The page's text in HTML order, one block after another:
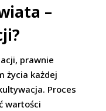
–
prawnie
życia każdej
Proces
wartości